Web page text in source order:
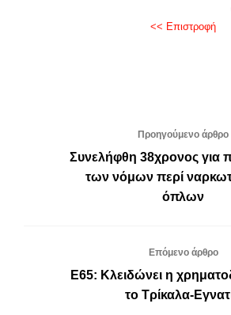
<< Επιστροφή
Προηγούμενο άρθρο
Συνελήφθη 38χρονος για
των νόμων περί
όπλων
Επόμενο άρθρο
Ε65: Κλειδώνει η
το Τρίκαλα-